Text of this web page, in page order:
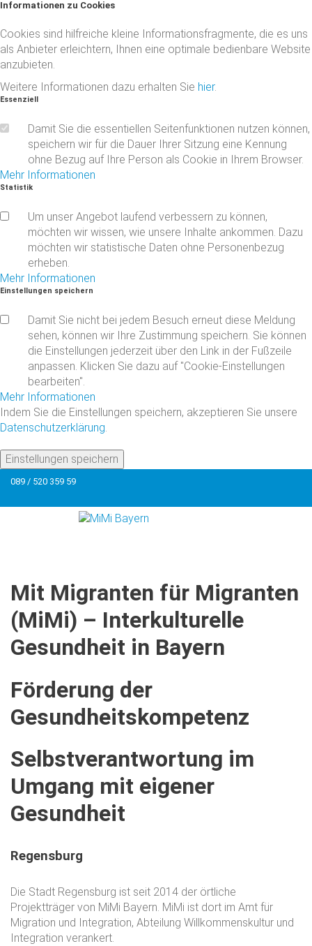
Informationen zu Cookies
Cookies sind hilfreiche kleine Informationsfragmente, die es uns
als Anbieter erleichtern, Ihnen eine optimale bedienbare Website
anzubieten.
Weitere Informationen dazu erhalten Sie hier.
Essenziell
Damit Sie die essentiellen Seitenfunktionen nutzen können,
speichern wir für die Dauer Ihrer Sitzung eine Kennung
ohne Bezug auf Ihre Person als Cookie in Ihrem Browser.
Mehr Informationen
Statistik
Um unser Angebot laufend verbessern zu können,
möchten wir wissen, wie unsere Inhalte ankommen. Dazu
möchten wir statistische Daten ohne Personenbezug
erheben.
Mehr Informationen
Einstellungen speichern
Damit Sie nicht bei jedem Besuch erneut diese Meldung
sehen, können wir Ihre Zustimmung speichern. Sie können
die Einstellungen jederzeit über den Link in der Fußzeile
anpassen. Klicken Sie dazu auf "Cookie-Einstellungen
bearbeiten".
Mehr Informationen
Indem Sie die Einstellungen speichern, akzeptieren Sie unsere
Datenschutzerklärung.
Einstellungen speichern
089 / 520 359 59
Mit Migranten für Migranten
(MiMi) – Interkulturelle
Gesundheit in Bayern
Förderung der
Gesundheitskompetenz
Selbstverantwortung im
Umgang mit eigener
Gesundheit
Regensburg
Die Stadt Regensburg ist seit 2014 der örtliche
Projektträger von MiMi Bayern. MiMi ist dort im Amt für
Migration und Integration, Abteilung Willkommenskultur und
Integration verankert.